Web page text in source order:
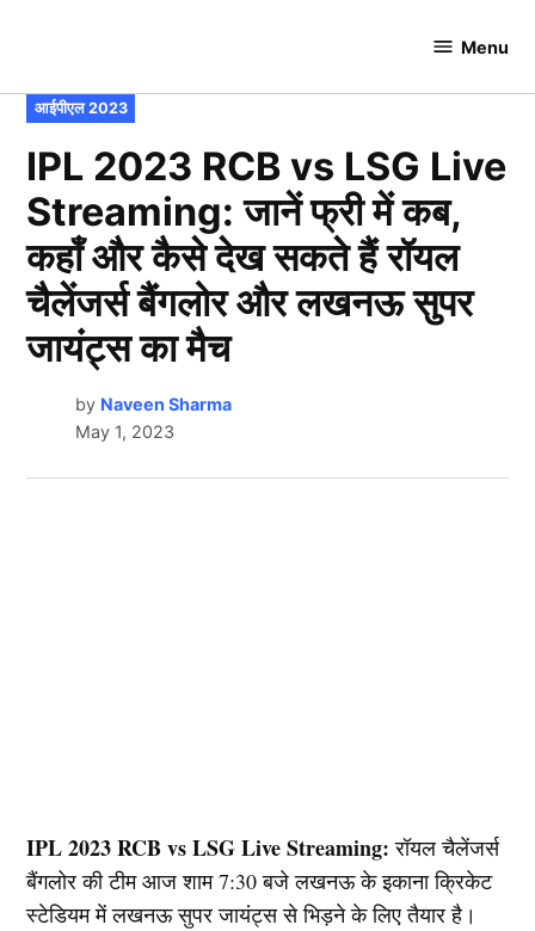
Hundred
Menu
POSTED
IN
आईपीएल 2023
IPL 2023 RCB vs LSG Live
Streaming: जानें फ्री में कब,
कहाँ और कैसे देख सकते हैं रॉयल
चैलेंजर्स बैंगलोर और लखनऊ सुपर
जायंट्स का मैच
by Naveen Sharma
May 1, 2023
IPL 2023 RCB vs LSG Live Streaming: रॉयल चैलेंजर्स
बैंगलोर की टीम आज शाम 7:30 बजे लखनऊ के इकाना क्रिकेट
स्टेडियम में लखनऊ सुपर जायंट्स से भिड़ने के लिए तैयार है।